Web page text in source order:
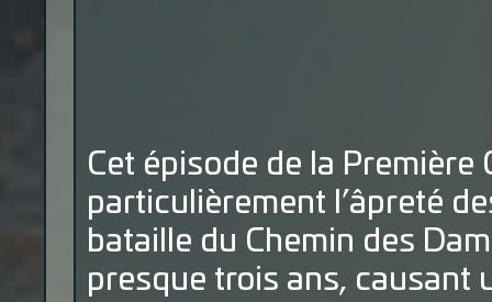
Cet épisode de la
particulièrement l’âpreté
bataille du Chemin des
presque trois ans, causant